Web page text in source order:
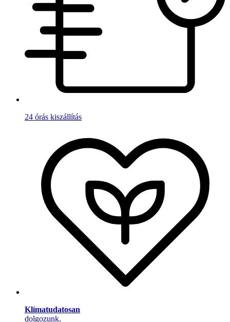
24 órás kiszállítás
Klímatudatosan
dolgozunk.